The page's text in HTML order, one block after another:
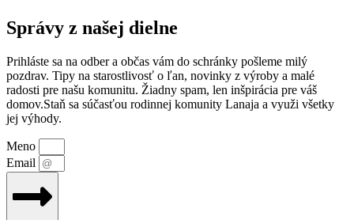
Správy z našej dielne
Prihláste sa na odber a občas vám do schránky pošleme milý
pozdrav. Tipy na starostlivosť o ľan, novinky z výroby a malé
radosti pre našu komunitu. Žiadny spam, len inšpirácia pre váš
domov.Staň sa súčasťou rodinnej komunity Lanaja a využi všetky
jej výhody.
Meno
Email